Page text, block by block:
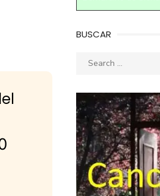
BUSCAR
Search